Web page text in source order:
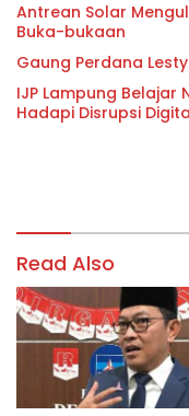
Antrean Solar
Buka-bukaan
Gaung Perdana
IJP Lampung Belajar
Hadapi Disrupsi
Read Also